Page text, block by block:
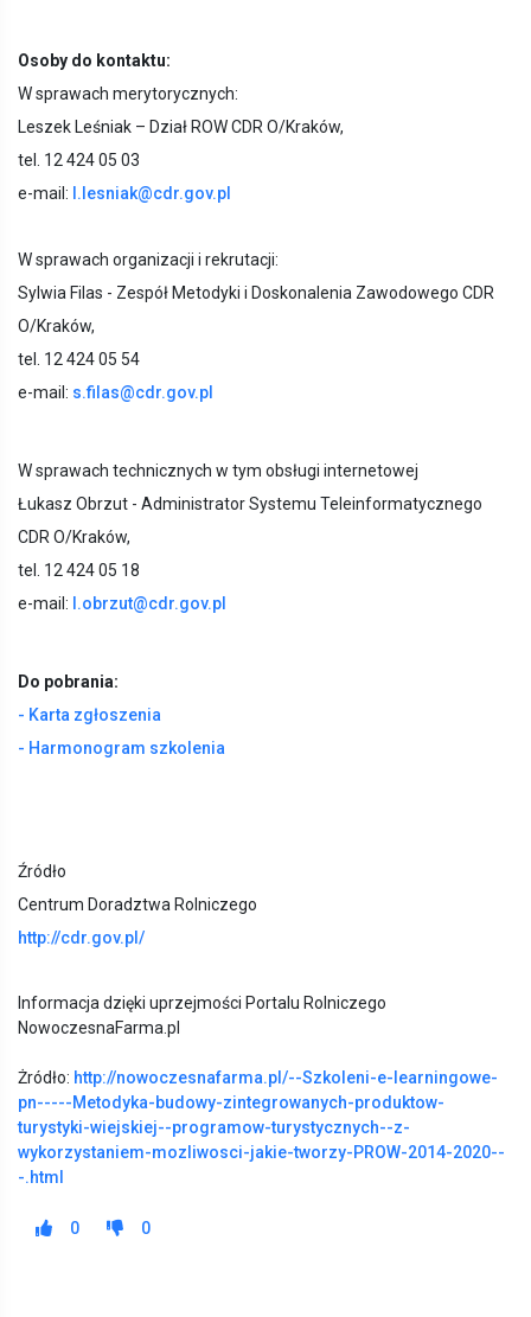
Osoby do kontaktu:
W sprawach merytorycznych:
Leszek Leśniak – Dział ROW CDR O/Kraków,
tel. 12 424 05 03
e-mail: l.lesniak@cdr.gov.pl
W sprawach organizacji i rekrutacji:
Sylwia Filas - Zespół Metodyki i Doskonalenia Zawodowego CDR
O/Kraków,
tel. 12 424 05 54
e-mail: s.filas@cdr.gov.pl
W sprawach technicznych w tym obsługi internetowej
Łukasz Obrzut - Administrator Systemu Teleinformatycznego
CDR O/Kraków,
tel. 12 424 05 18
e-mail: l.obrzut@cdr.gov.pl
Do pobrania:
- Karta zgłoszenia
- Harmonogram szkolenia
Źródło
Centrum Doradztwa Rolniczego
http://cdr.gov.pl/
Informacja dzięki uprzejmości Portalu Rolniczego
NowoczesnaFarma.pl
Żródło: http://nowoczesnafarma.pl/--Szkoleni-e-learningowe-
pn-----Metodyka-budowy-zintegrowanych-produktow-
turystyki-wiejskiej--programow-turystycznych--z-
wykorzystaniem-mozliwosci-jakie-tworzy-PROW-2014-2020--
-.html
0 0